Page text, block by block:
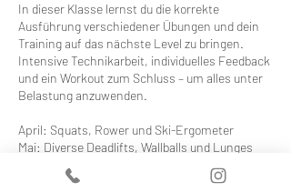
In dieser Klasse lernst du die korrekte
Ausführung verschiedener Übungen und dein
Training auf das nächste Level zu bringen.
Intensive Technikarbeit, individuelles Feedback
und ein Workout zum Schluss – um alles unter
Belastung anzuwenden.
April: Squats, Rower und Ski-Ergometer
Mai: Diverse Deadlifts, Wallballs und Lunges